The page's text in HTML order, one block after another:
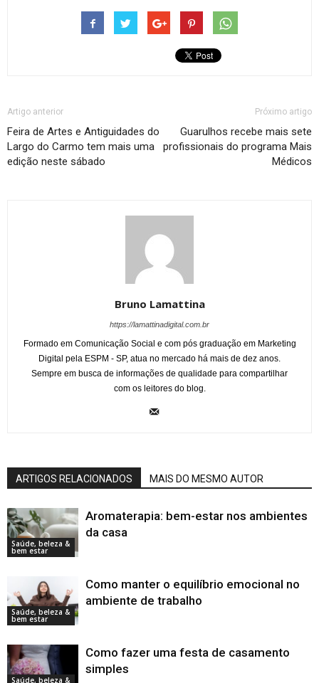
Artigo anterior
Feira de Artes e Antiguidades do
Largo do Carmo tem mais uma
edição neste sábado
Próximo artigo
Guarulhos recebe mais sete
profissionais do programa Mais
Médicos
Bruno Lamattina
https://lamattinadigital.com.br
Formado em Comunicação Social e com pós graduação em Marketing
Digital pela ESPM - SP, atua no mercado há mais de dez anos.
Sempre em busca de informações de qualidade para compartilhar
com os leitores do blog.
ARTIGOS RELACIONADOS MAIS DO MESMO AUTOR
Saúde, beleza &
bem estar
Aromaterapia: bem-estar nos ambientes
da casa
Saúde, beleza &
bem estar
Como manter o equilíbrio emocional no
ambiente de trabalho
Saúde, beleza &
Como fazer uma festa de casamento
simples